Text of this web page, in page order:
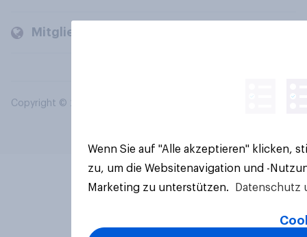
Mitglieder und Kunden
Copyright © 2026 YouGov PLC. Alle Rechte vorbehalten.
Wenn Sie auf "Alle akzeptieren" klicken,
zu, um die Websitenavigation und -
Marketing zu unterstützen.
Datenschutz